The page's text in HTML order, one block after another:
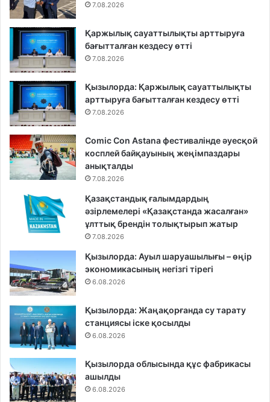
7.08.2026
Қаржылық сауаттылықты арттыруға
бағытталған кездесу өтті
7.08.2026
Қызылорда: Қаржылық сауаттылықты
арттыруға бағытталған кездесу өтті
7.08.2026
Comic Con Astana фестивалінде әуесқой
косплей байқауының жеңімпаздары
анықталды
7.08.2026
Қазақстандық ғалымдардың
әзірлемелері «Қазақстанда жасалған»
ұлттық брендін толықтырып жатыр
7.08.2026
Қызылорда: Ауыл шаруашылығы – өңір
экономикасының негізгі тірегі
6.08.2026
Қызылорда: Жаңақорғанда су тарату
станциясы іске қосылды
6.08.2026
Қызылорда облысында құс фабрикасы
ашылды
6.08.2026